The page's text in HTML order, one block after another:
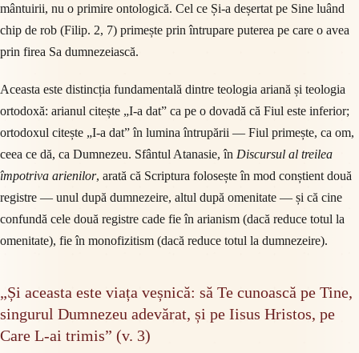
mântuirii, nu o primire ontologică. Cel ce Și-a deșertat pe Sine luând
chip de rob (Filip. 2, 7) primește prin întrupare puterea pe care o avea
prin firea Sa dumnezeiască.
Aceasta este distincția fundamentală dintre teologia ariană și teologia
ortodoxă: arianul citește „I-a dat” ca pe o dovadă că Fiul este inferior;
ortodoxul citește „I-a dat” în lumina întrupării — Fiul primește, ca om,
ceea ce dă, ca Dumnezeu. Sfântul Atanasie, în Discursul al treilea
împotriva arienilor, arată că Scriptura folosește în mod conștient două
registre — unul după dumnezeire, altul după omenitate — și că cine
confundă cele două registre cade fie în arianism (dacă reduce totul la
omenitate), fie în monofizitism (dacă reduce totul la dumnezeire).
„Și aceasta este viața veșnică: să Te cunoască pe Tine,
singurul Dumnezeu adevărat, și pe Iisus Hristos, pe
Care L-ai trimis” (v. 3)